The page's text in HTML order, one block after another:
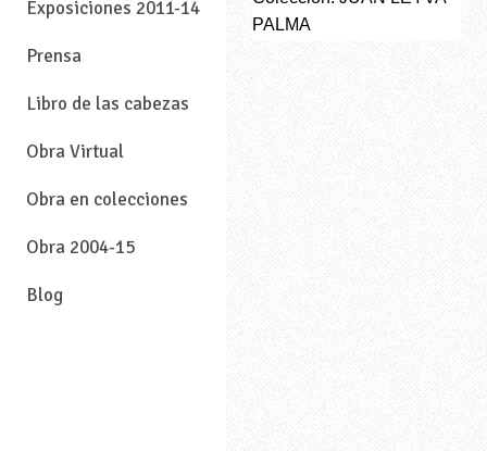
Exposiciones 2011-14
Prensa
Libro de las cabezas
Obra Virtual
Obra en colecciones
Obra 2004-15
Blog
PALMA